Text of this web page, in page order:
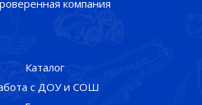
Каталог
с ДОУ и СОШ